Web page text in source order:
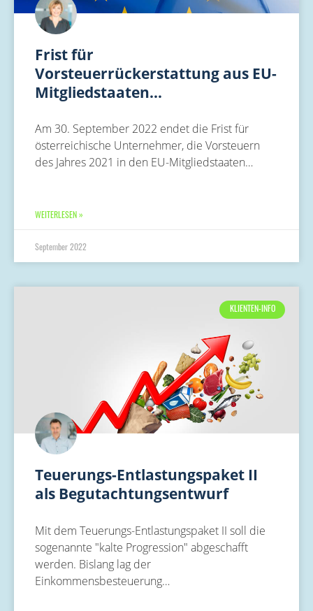
Frist für
Vorsteuerrückerstattung aus EU-
Mitgliedstaaten…
Am 30. September 2022 endet die Frist für
österreichische Unternehmer, die Vorsteuern
des Jahres 2021 in den EU-Mitgliedstaaten…
WEITERLESEN »
September 2022
KLIENTEN-INFO
Teuerungs-Entlastungspaket II
als Begutachtungsentwurf
Mit dem Teuerungs-Entlastungspaket II soll die
sogenannte "kalte Progression" abgeschafft
werden. Bislang lag der
Einkommensbesteuerung…